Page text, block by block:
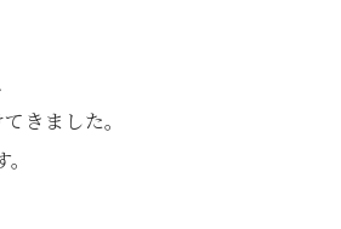
きました。